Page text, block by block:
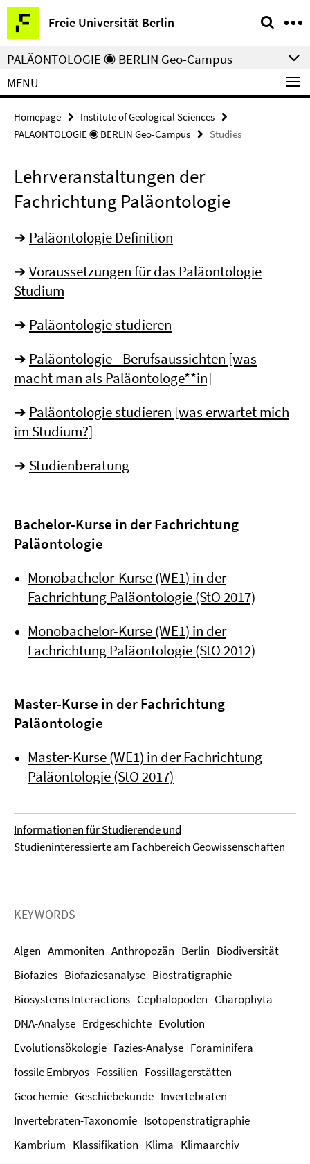
Springe
direkt
zu
Inhalt
Freie Universität Berlin
Service
Navigation
PALÄONTOLOGIE ◉ BERLIN Geo-Campus
MENU
Homepage
Institute of Geological Sciences
PALÄONTOLOGIE ◉ BERLIN Geo-Campus
Studies
Lehrveranstaltungen der
Fachrichtung Paläontologie
➔ Paläontologie Definition
➔Voraussetzungen für das Paläontologie
Studium
➔ Paläontologie studieren
➔ Paläontologie - Berufsaussichten [was
macht man als Paläontologe**in]
➔ Paläontologie studieren [was erwartet mich
im Studium?]
➔ Studienberatung
Bachelor-Kurse in der Fachrichtung
Paläontologie
Monobachelor-Kurse (WE1) in der
Fachrichtung Paläontologie (StO 2017)
Monobachelor-Kurse (WE1) in der
Fachrichtung Paläontologie (StO 2012)
Master-Kurse in der Fachrichtung
Paläontologie
Master-Kurse (WE1) in der Fachrichtung
Paläontologie (StO 2017)
Informationen fürStudierendeund
Studieninteressierteam Fachbereich Geowissenschaften
KEYWORDS
Algen Ammoniten Anthropozän Berlin Biodiversität
Biofazies Biofaziesanalyse Biostratigraphie
Biosystems Interactions Cephalopoden Charophyta
DNA-Analyse Erdgeschichte Evolution
Evolutionsökologie Fazies-Analyse Foraminifera
fossile Embryos Fossilien Fossillagerstätten
Geochemie Geschiebekunde Invertebraten
Invertebraten-Taxonomie Isotopenstratigraphie
Kambrium Klassifikation Klima Klimaarchiv